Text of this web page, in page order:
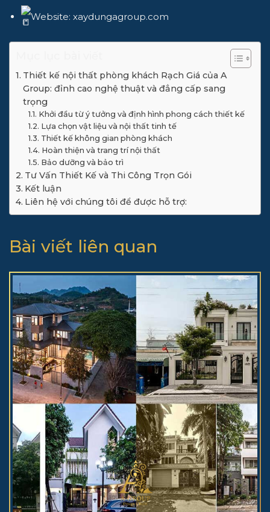
Website: xaydungagroup.com
Thiết kế nội thất phòng khách Rạch Giá của A
Group: đỉnh cao nghệ thuật và đẳng cấp sang
trọng
Khởi đầu từ ý tưởng và định hình phong cách thiết kế
Lựa chọn vật liệu và nội thất tinh tế
Thiết kế không gian phòng khách
Hoàn thiện và trang trí nội thất
Bảo dưỡng và bảo trì
Tư Vấn Thiết Kế và Thi Công Trọn Gói
Kết luận
Liên hệ với chúng tôi để được hỗ trợ:
Bài viết liên quan